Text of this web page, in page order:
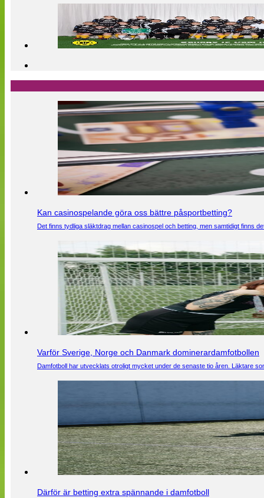
Kan casinospelande göra oss bättre påsportbetting?
Det finns tydliga släktdrag mellan casinospel och betting, men samtidigt finns
Varför Sverige, Norge och Danmark dominerardamfotbollen
Damfotboll har utvecklats otroligt mycket under de senaste tio åren. Läktare
Därför är betting extra spännande i damfotboll